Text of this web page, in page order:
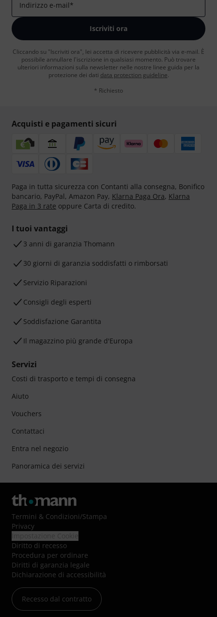
Indirizzo e-mail*
Iscriviti ora
Cliccando su "Iscriviti ora", lei accetta di ricevere pubblicità via e-mail. È
possibile annullare l'iscrizione in qualsiasi momento. Può trovare
ulteriori informazioni sulla newsletter nelle nostre linee guida per la
protezione dei dati data protection guideline.
* Richiesto
Acquisti e pagamenti sicuri
Paga in tutta sicurezza con Contanti alla consegna, Bonifico
bancario, PayPal, Amazon Pay, Klarna Paga Ora, Klarna
Paga in 3 rate oppure Carta di credito.
I tuoi vantaggi
3 anni di garanzia Thomann
30 giorni di garanzia soddisfatti o rimborsati
Servizio Riparazioni
Consigli degli esperti
Soddisfazione Garantita
Il magazzino più grande d'Europa
Servizi
Costi di trasporto e tempi di consegna
Aiuto
Vouchers
Contattaci
Entra nel negozio
Panoramica dei servizi
Termini & Condizioni/Stampa
Privacy
Diritto di recesso
Procedura per ordinare
Diritti di garanzia legale
Dichiarazione di accessibilità
Recesso dal contratto